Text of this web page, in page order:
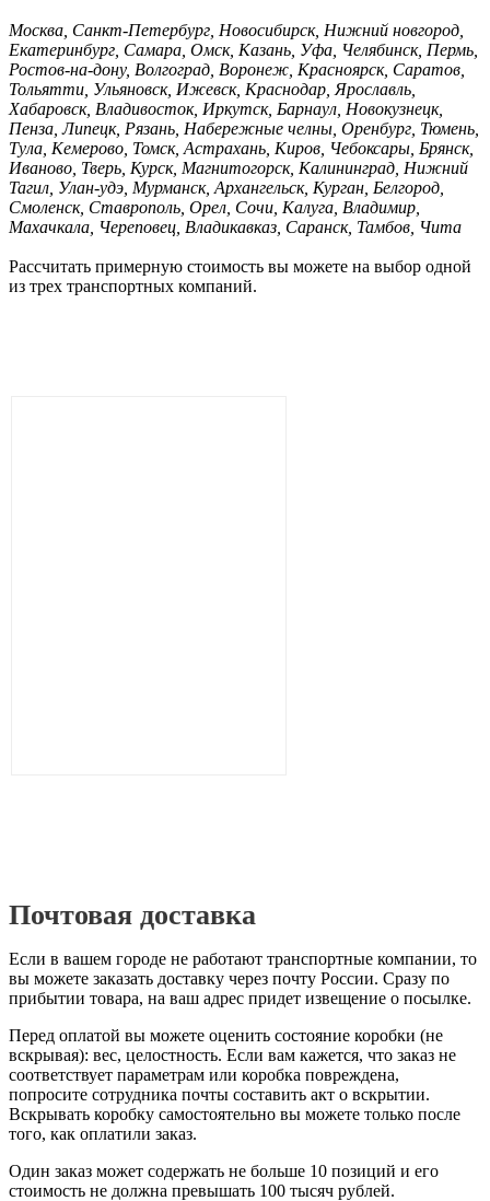
Москва, Санкт-Петербург, Новосибирск, Нижний новгород,
Екатеринбург, Самара, Омск, Казань, Уфа, Челябинск, Пермь,
Ростов-на-дону, Волгоград, Воронеж, Красноярск, Саратов,
Тольятти, Ульяновск, Ижевск, Краснодар, Ярославль,
Хабаровск, Владивосток, Иркутск, Барнаул, Новокузнецк,
Пенза, Липецк, Рязань, Набережные челны, Оренбург, Тюмень,
Тула, Кемерово, Томск, Астрахань, Киров, Чебоксары, Брянск,
Иваново, Тверь, Курск, Магнитогорск, Калининград, Нижний
Тагил, Улан-удэ, Мурманск, Архангельск, Курган, Белгород,
Смоленск, Ставрополь, Орел, Сочи, Калуга, Владимир,
Махачкала, Череповец, Владикавказ, Саранск, Тамбов, Чита
Рассчитать примерную стоимость вы можете на выбор одной
из трех транспортных компаний.
Почтовая доставка
Если в вашем городе не работают транспортные компании, то
вы можете заказать доставку через почту России. Сразу по
прибытии товара, на ваш адрес придет извещение о посылке.
Перед оплатой вы можете оценить состояние коробки (не
вскрывая): вес, целостность. Если вам кажется, что заказ не
соответствует параметрам или коробка повреждена,
попросите сотрудника почты составить акт о вскрытии.
Вскрывать коробку самостоятельно вы можете только после
того, как оплатили заказ.
Один заказ может содержать не больше 10 позиций и его
стоимость не должна превышать 100 тысяч рублей.